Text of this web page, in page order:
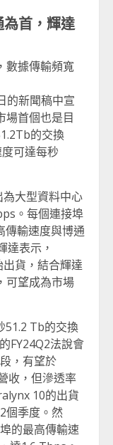
首，輝達
數據傳輸頻寬
的新聞稿中宣
場首個也是目
的交換
可達每秒
大型資料中心
。每個連接埠
傳輸速度與博通
達表示，
貨，結合輝達
可望成為市場
51.2 Tb的交換
FY24Q2法說會
，有望於
收，但滲透率
10的出貨
個季度。然
的最高傳輸速